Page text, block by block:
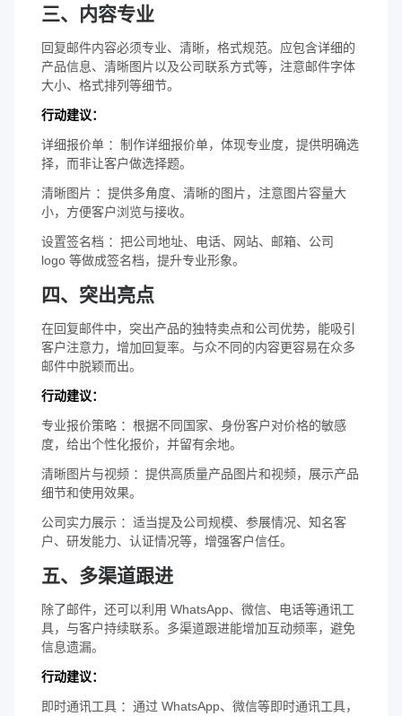
三、内容专业
回复邮件内容必须专业、清晰，格式规范。应包含详细的
产品信息、清晰图片以及公司联系方式等，注意邮件字体
大小、格式排列等细节。
行动建议：
详细报价单 ：制作详细报价单，体现专业度，提供明确选
择，而非让客户做选择题。
清晰图片 ：提供多角度、清晰的图片，注意图片容量大
小，方便客户浏览与接收。
设置签名档 ：把公司地址、电话、网站、邮箱、公司
logo 等做成签名档，提升专业形象。
四、突出亮点
在回复邮件中，突出产品的独特卖点和公司优势，能吸引
客户注意力，增加回复率。与众不同的内容更容易在众多
邮件中脱颖而出。
行动建议：
专业报价策略 ：根据不同国家、身份客户对价格的敏感
度，给出个性化报价，并留有余地。
清晰图片与视频 ：提供高质量产品图片和视频，展示产品
细节和使用效果。
公司实力展示 ：适当提及公司规模、参展情况、知名客
户、研发能力、认证情况等，增强客户信任。
五、多渠道跟进
除了邮件，还可以利用 WhatsApp、微信、电话等通讯工
具，与客户持续联系。多渠道跟进能增加互动频率，避免
信息遗漏。
行动建议：
即时通讯工具 ：通过 WhatsApp、微信等即时通讯工具，